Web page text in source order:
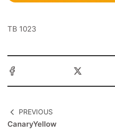
TB 1023
PREVIOUS
CanaryYellow